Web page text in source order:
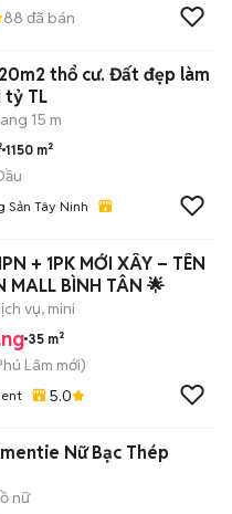
88 đã bán
thổ cư. Đất đẹp làm
tỷ TL
15 m
1150 m²
Sản Tây Ninh
+ 1PK MỚI XÂY – TÊN
MALL BÌNH TÂN 🌟
vụ, mini
35 m²
Lâm mới)
5.0
Nữ Bạc Thép
nữ